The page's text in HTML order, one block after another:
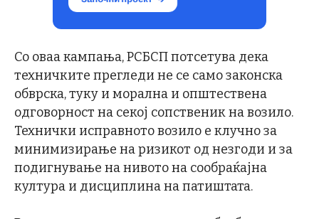
Со оваа кампања, РСБСП потсетува дека
техничките прегледи не се само законска
обврска, туку и морална и општествена
одговорност на секој сопственик на возило.
Технички исправното возило е клучно за
минимизирање на ризикот од незгоди и за
подигнување на нивото на сообраќајна
култура и дисциплина на патиштата.